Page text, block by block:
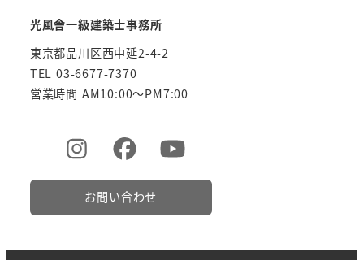
光風舎一級建築士事務所
東京都品川区西中延2-4-2
TEL 03-6677-7370
営業時間 AM10:00～PM7:00
お問い合わせ